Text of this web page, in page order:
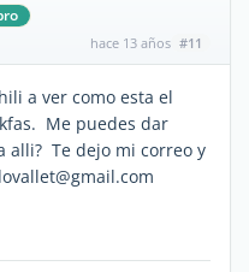
hace 13 años #11
a ver como esta el
Me puedes dar
alli? Te dejo mi correo y